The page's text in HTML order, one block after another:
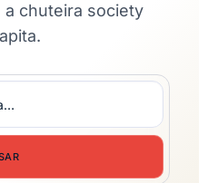
chuteira society